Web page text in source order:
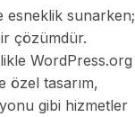
esneklik sunarken;
çözümdür.
WordPress.org
özel tasarım,
gibi hizmetler